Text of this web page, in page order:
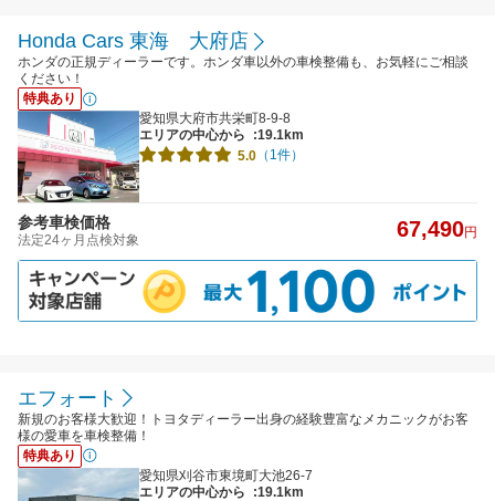
Honda Cars 東海 大府店
ホンダの正規ディーラーです。ホンダ車以外の車検整備も、お気軽にご相談
ください！
特典あり
愛知県大府市共栄町8-9-8
エリアの中心から
:19.1km
5.0 （1件）
参考車検価格
法定24ヶ月点検対象 67,490円
エフォート
新規のお客様大歓迎！トヨタディーラー出身の経験豊富なメカニックがお客
様の愛車を車検整備！
特典あり
愛知県刈谷市東境町大池26-7
エリアの中心から
:19.1km